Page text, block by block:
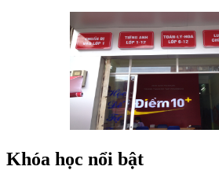
Khóa học nổi bật